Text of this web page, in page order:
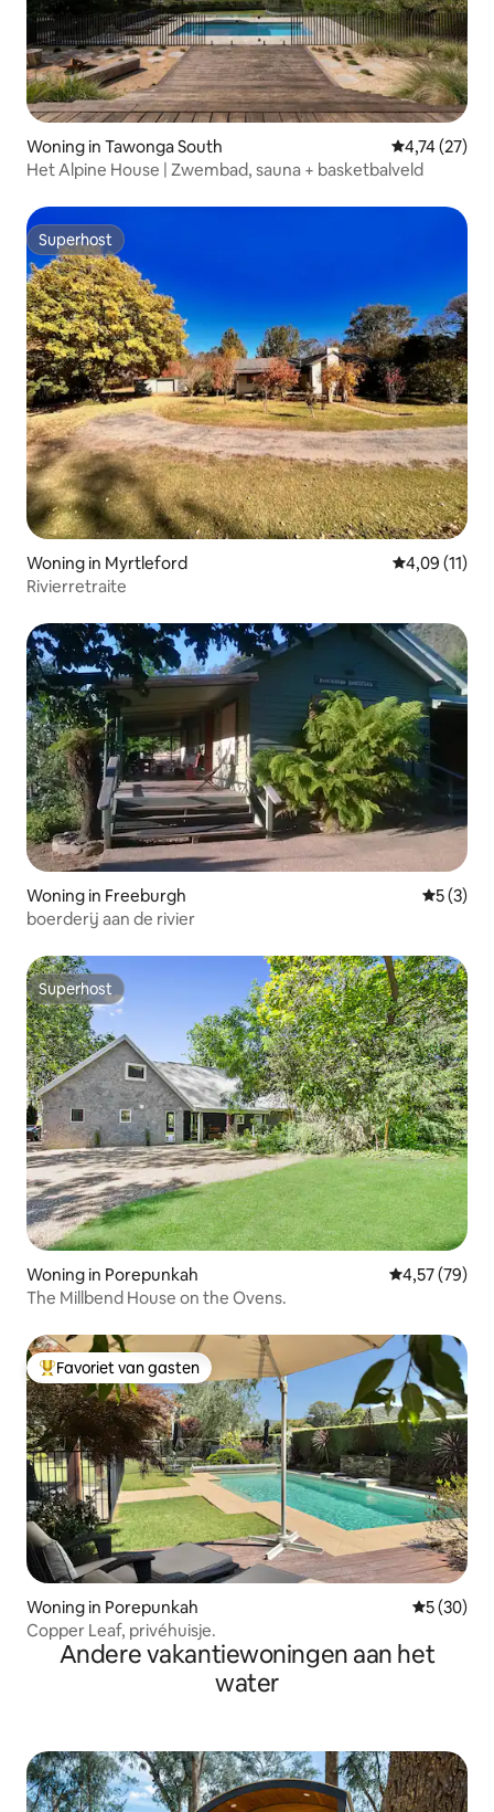
Woning in Tawonga South Gemiddelde
4,74 (27)
Het Alpine House | Zwembad, sauna + basketbalveld
Superhost
Superhost
Woning in Myrtleford Gemiddelde
4,09 (11)
Rivierretraite
Woning in Freeburgh
5 (3)
boerderij aan de rivier
Superhost
Superhost
Woning in Porepunkah Gemiddelde
4,57 (79)
The Millbend House on the Ovens.
Topfavoriet van gasten
Favoriet van gasten
Woning in Porepunkah
5 (30)
Copper Leaf, privéhuisje.
Andere vakantiewoningen aan het
water